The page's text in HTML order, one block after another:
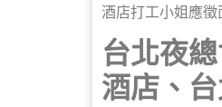
酒店打工小姐應
台北夜
酒店、